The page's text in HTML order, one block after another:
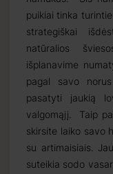
puikiai tinka
strategiškai
natūralios
išplanavime
pagal savo
pasatyti jaukią
valgomąjį. Taip
skirsite laiko savo
su artimaisiais.
suteikia sodo
Priimti
2026 09 17
produktus,